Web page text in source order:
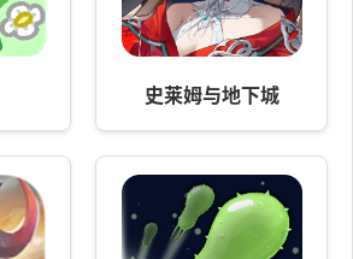
史莱姆与地下城